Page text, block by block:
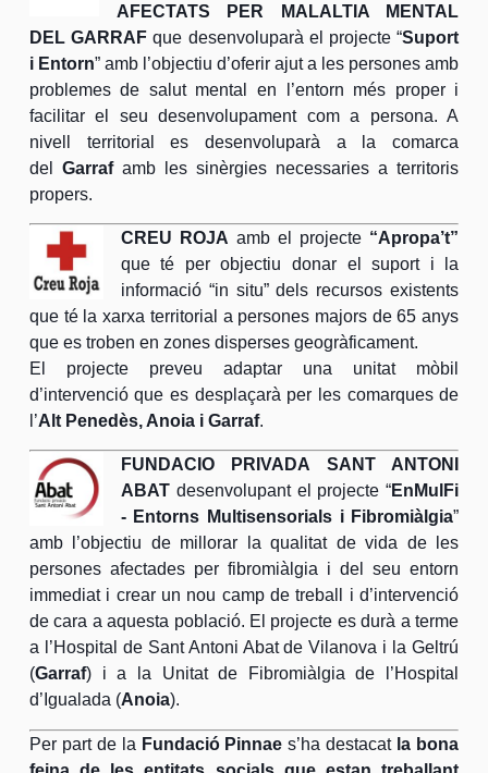
AFECTATS PER MALALTIA MENTAL
DEL GARRAFque desenvoluparà el projecte “Suport
i Entorn” amb l’objectiu d’oferir ajut a les persones amb
problemes de salut mental en l’entorn més proper i
facilitar el seu desenvolupament com a persona. A
nivell territorial es desenvoluparà a la comarca
del
Garraf amb les sinèrgies necessaries a territoris
propers.
CREU ROJA amb el projecte “Apropa’t”
que té per objectiu donar el suport i la
informació “in situ” dels recursos existents
que té la xarxa territorial a persones majors de 65 anys
que es troben en zones disperses geogràficament.
El projecte preveu adaptar una unitat mòbil
d’intervenció que es desplaçarà per les comarques de
l’Alt Penedès, Anoia i Garraf.
FUNDACIO PRIVADA SANT ANTONI
ABATdesenvolupant el projecte “EnMulFi
‐ Entorns Multisensorials i Fibromiàlgia”
amb l’objectiu de millorar la qualitat de vida de les
persones afectades per fibromiàlgia i del seu entorn
immediat i crear un nou camp de treball i d’intervenció
de cara a aquesta població. El projecte es durà a terme
a l’Hospital de Sant Antoni Abat de Vilanova i la Geltrú
(Garraf) i a la Unitat de Fibromiàlgia de l’Hospital
d’Igualada (Anoia).
Per part de la Fundació Pinnae s’ha destacat la bona